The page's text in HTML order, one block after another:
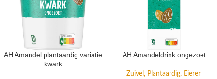
AH Amandel plantaardig variatie
kwark
AH Amandeldrink ongezoet
Zuivel, Plantaardig, Eieren